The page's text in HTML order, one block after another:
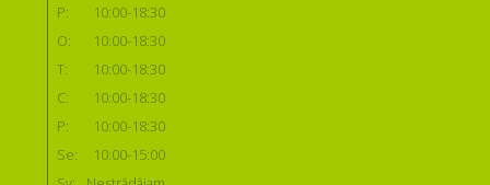
P:
10:00-18:30
O:
10:00-18:30
T:
10:00-18:30
C:
10:00-18:30
P:
10:00-18:30
Se:
10:00-15:00